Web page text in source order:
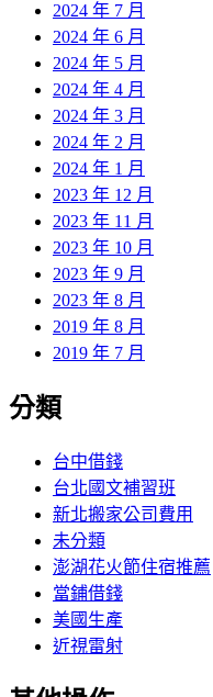
2024 年 7 月
2024 年 6 月
2024 年 5 月
2024 年 4 月
2024 年 3 月
2024 年 2 月
2024 年 1 月
2023 年 12 月
2023 年 11 月
2023 年 10 月
2023 年 9 月
2023 年 8 月
2019 年 8 月
2019 年 7 月
分類
台中借錢
台北國文補習班
新北搬家公司費用
未分類
澎湖花火節住宿推薦
當鋪借錢
美國生產
近視雷射